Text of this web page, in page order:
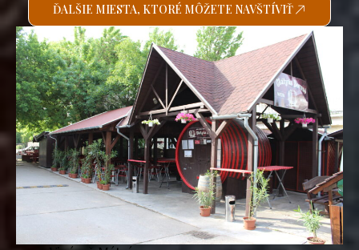
ĎALŠIE MIESTA, KTORÉ MÔŽETE NAVŠTÍVIŤ